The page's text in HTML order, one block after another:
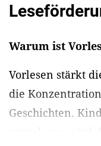
Warum ist
Vorlesen stärkt
die
Geschichten.